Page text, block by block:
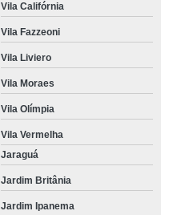
Vila Califórnia
Vila Fazzeoni
Vila Liviero
Vila Moraes
Vila Olímpia
Vila Vermelha
Jaraguá
Jardim Britânia
Jardim Ipanema